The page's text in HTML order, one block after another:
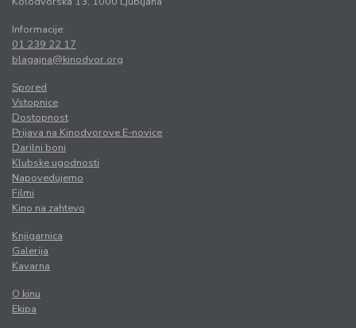
Informacije:
01 239 22 17
blagajna@kinodvor.org
Spored
Vstopnice
Dostopnost
Prijava na Kinodvorove E-novice
Darilni boni
Klubske ugodnosti
Napovedujemo
Filmi
Kino na zahtevo
Knjigarnica
Galerija
Kavarna
O kinu
Ekipa